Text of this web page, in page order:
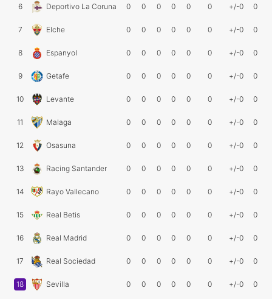
6 Deportivo La Coruna 0 0 0 0 0 0 +/-0 0
7 Elche 0 0 0 0 0 0 +/-0 0
8 Espanyol 0 0 0 0 0 0 +/-0 0
9 Getafe 0 0 0 0 0 0 +/-0 0
10 Levante 0 0 0 0 0 0 +/-0 0
11 Malaga 0 0 0 0 0 0 +/-0 0
12 Osasuna 0 0 0 0 0 0 +/-0 0
13 Racing Santander 0 0 0 0 0 0 +/-0 0
14 Rayo Vallecano 0 0 0 0 0 0 +/-0 0
15 Real Betis 0 0 0 0 0 0 +/-0 0
16 Real Madrid 0 0 0 0 0 0 +/-0 0
17 Real Sociedad 0 0 0 0 0 0 +/-0 0
18 Sevilla 0 0 0 0 0 0 +/-0 0